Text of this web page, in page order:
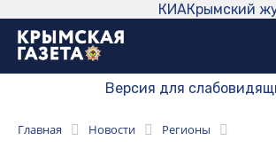
Крымский
КИА
Версия для
Главная Новости Регионы